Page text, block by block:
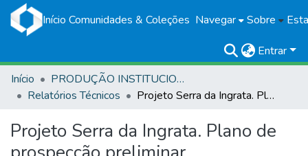
Início Comunidades & Coleções Navegar Sobre
Entrar
Início
PRODUÇÃO INSTITUCIONAL
Relatórios Técnicos
Projeto Serra da Ingrata. Plano de prospecção preliminar
Projeto Serra da Ingrata. Plano de